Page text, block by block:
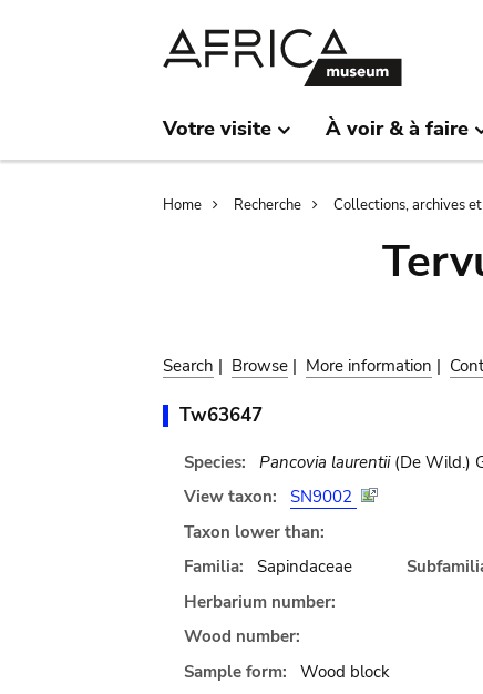
Votre visite À voir & à faire
Breadcrumb
Home Recherche Collections, archives
Search | Browse | More information |
Tw63647
Species: Pancovia laurentii(De Wild.)
View taxon:
SN9002
Taxon lower than:
Familia:
Sapindaceae
Herbarium number:
Wood number:
Sample form:
Wood block